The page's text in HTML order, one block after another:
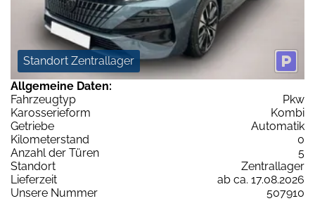
Standort Zentrallager
Allgemeine Daten:
Fahrzeugtyp
Pkw
Karosserieform
Kombi
Getriebe
Automatik
Kilometerstand
0
Anzahl der Türen
5
Standort
Zentrallager
Lieferzeit
ab ca. 17.08.2026
Unsere Nummer
507910